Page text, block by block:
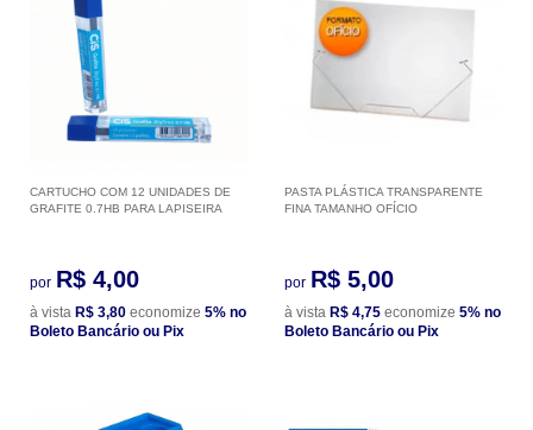
CARTUCHO COM 12 UNIDADES DE
GRAFITE 0.7HB PARA LAPISEIRA
por R$ 4,00
à vista R$ 3,80 economize 5% no
Boleto Bancário ou Pix
PASTA PLÁSTICA TRANSPARENTE
FINA TAMANHO OFÍCIO
por R$ 5,00
à vista R$ 4,75 economize 5% no
Boleto Bancário ou Pix